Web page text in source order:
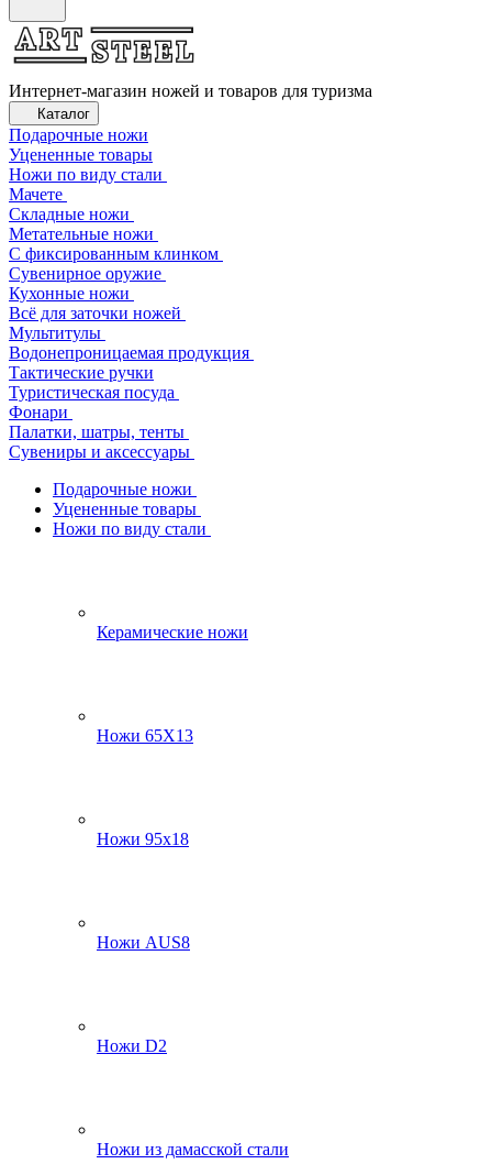
Интернет-магазин ножей и товаров для туризма
Каталог
Подарочные ножи
Уцененные товары
Ножи по виду стали
Мачете
Складные ножи
Метательные ножи
С фиксированным клинком
Сувенирное оружие
Кухонные ножи
Всё для заточки ножей
Мультитулы
Водонепроницаемая продукция
Тактические ручки
Туристическая посуда
Фонари
Палатки, шатры, тенты
Сувениры и аксессуары
Подарочные ножи
Уцененные товары
Ножи по виду стали
Керамические ножи
Ножи 65Х13
Ножи 95х18
Ножи AUS8
Ножи D2
Ножи из дамасской стали